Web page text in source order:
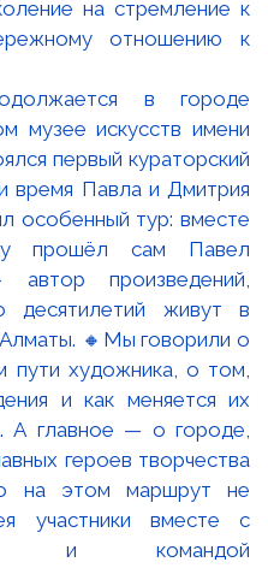
Если вам интересно
скульптуры Шорохова,
в этих местах и какие
городскими
📍 Национальный
Кастеева 🗓 15
Приходите смотреть на
вместе с куратором
просто узнать
проходим каждый день.